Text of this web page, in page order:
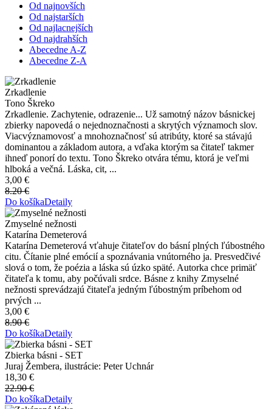
Od najnovších
Od najstarších
Od najlacnejších
Od najdrahších
Abecedne A-Z
Abecedne Z-A
Zrkadlenie
Tono Škreko
Zrkadlenie. Zachytenie, odrazenie... Už samotný názov básnickej
zbierky napovedá o nejednoznačnosti a skrytých významoch slov.
Viacvýznamovosť a mnohoznačnosť sú atribúty, ktoré sa stávajú
dominantou a základom autora, a vďaka ktorým sa čitateľ takmer
ihneď ponorí do textu. Tono Škreko otvára tému, ktorá je veľmi
hlboká a večná. Láska, cit, ...
3,00 €
8.20 €
Do košíkaDetaily
Zmyselné nežnosti
Katarína Demeterová
Katarína Demeterová vťahuje čitateľov do básní plných ľúbostného
citu. Čítanie plné emócií a spoznávania vnútorného ja. Presvedčivé
slová o tom, že poézia a láska sú úzko späté. Autorka chce primäť
čitateľa k tomu, aby počúvali srdce. Básne z knihy Zmyselné
nežnosti sprevádzajú čitateľa jedným ľúbostným príbehom od
prvých ...
3,00 €
8.90 €
Do košíkaDetaily
Zbierka básni - SET
Juraj Žembera, ilustrácie: Peter Uchnár
18,30 €
22.90 €
Do košíkaDetaily